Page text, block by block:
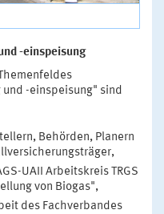
-einspeisung
-einspeisung" sind
Behörden, Planern
UAII Arbeitskreis TRGS
von Biogas",
des Fachverbandes